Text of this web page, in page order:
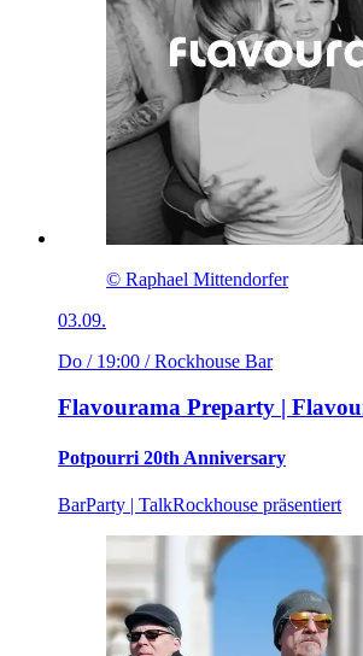
© Raphael Mittendorfer
03.09.
Do / 19:00 / Rockhouse Bar
Flavourama Preparty |
Potpourri 20th Anniversary
BarParty | TalkRockhouse präsentiert